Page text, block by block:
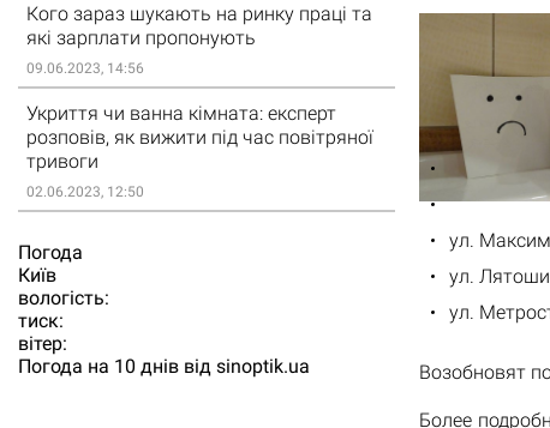
Кого зараз шукають на ринку праці та
які зарплати пропонують
09.06.2023, 14:56
Укриття чи ванна кімната: експерт
розповів, як вижити під час повітряної
тривоги
02.06.2023, 12:50
Погода
Киïв
вологість:
тиск:
вітер:
Погода на 10 днів від sinoptik.ua
ул.
ул.
ул.
Возобновят
Более